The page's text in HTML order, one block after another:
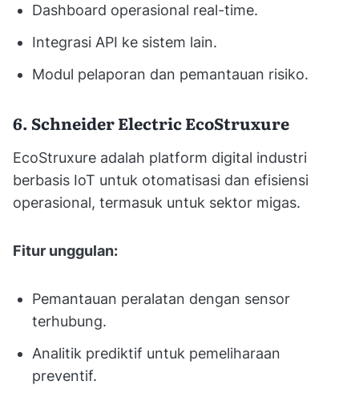
Dashboard operasional real-time.
Integrasi API ke sistem lain.
Modul pelaporan dan pemantauan risiko.
6. Schneider Electric EcoStruxure
EcoStruxure adalah platform digital industri
berbasis IoT untuk otomatisasi dan efisiensi
operasional, termasuk untuk sektor migas.
Fitur unggulan:
Pemantauan peralatan dengan sensor
terhubung.
Analitik prediktif untuk pemeliharaan
preventif.